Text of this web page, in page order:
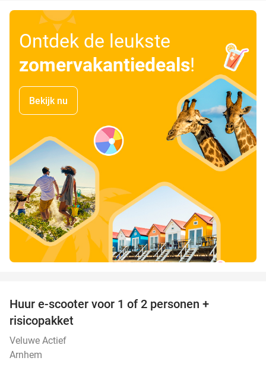
Ontdek de leukste
zomervakantiedeals!
Bekijk nu
Huur e-scooter voor 1 of 2 personen +
risicopakket
Veluwe Actief
Arnhem